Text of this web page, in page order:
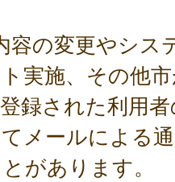
の変更やシス
実施、その他
録された利用
メールによる
があります。